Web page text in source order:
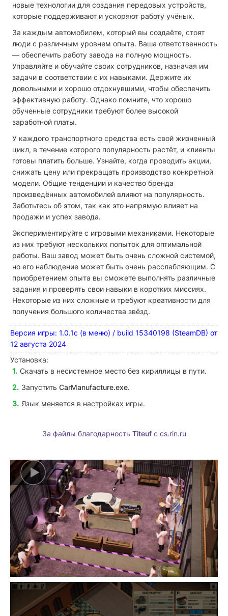
новые технологии для создания передовых устройств,
которые поддерживают и ускоряют работу учёных.
За каждым автомобилем, который вы создаёте, стоят
люди с различным уровнем опыта. Ваша ответственность
— обеспечить работу завода на полную мощность.
Управляйте и обучайте своих сотрудников, назначая им
задачи в соответствии с их навыками. Держите их
довольными и хорошо отдохнувшими, чтобы обеспечить
эффективную работу. Однако помните, что хорошо
обученные сотрудники требуют более высокой
заработной платы.
У каждого транспортного средства есть свой жизненный
цикл, в течение которого популярность растёт, и клиенты
готовы платить больше. Узнайте, когда проводить акции,
снижать цену или прекращать производство конкретной
модели. Общие тенденции и качество бренда
произведённых автомобилей влияют на популярность.
Заботьтесь об этом, так как это напрямую влияет на
продажи и успех завода.
Экспериментируйте с игровыми механиками. Некоторые
из них требуют нескольких попыток для оптимальной
работы. Ваш завод может быть очень сложной системой,
но его наблюдение может быть очень расслабляющим. С
приобретением опыта вы сможете выполнять различные
задания и проверять свои навыки в коротких миссиях.
Некоторые из них сложные и требуют креативности для
получения большого количества звёзд.
Версия игры: 1.0.1c (в меню) / build 15340198 (SteamDB) от
12 августа 2024
Установка:
Скачать в несистемное место без кириллицы в пути.
Запустить CarManufacture.exe.
Язык меняется в настройках игры.
За файлы благодарность Titeufс cs.rin.ru